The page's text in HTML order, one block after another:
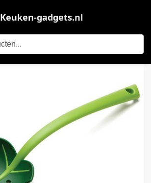
Keuken-gadgets.nl
/ Jungle Lepel Monstera Ladle – BPA-vrij hoog hittebestendig Nylon voor het koken voor Nonstick kookgerei Keukengerei en keukengerei, keukengeschenken en gadgets, schattig